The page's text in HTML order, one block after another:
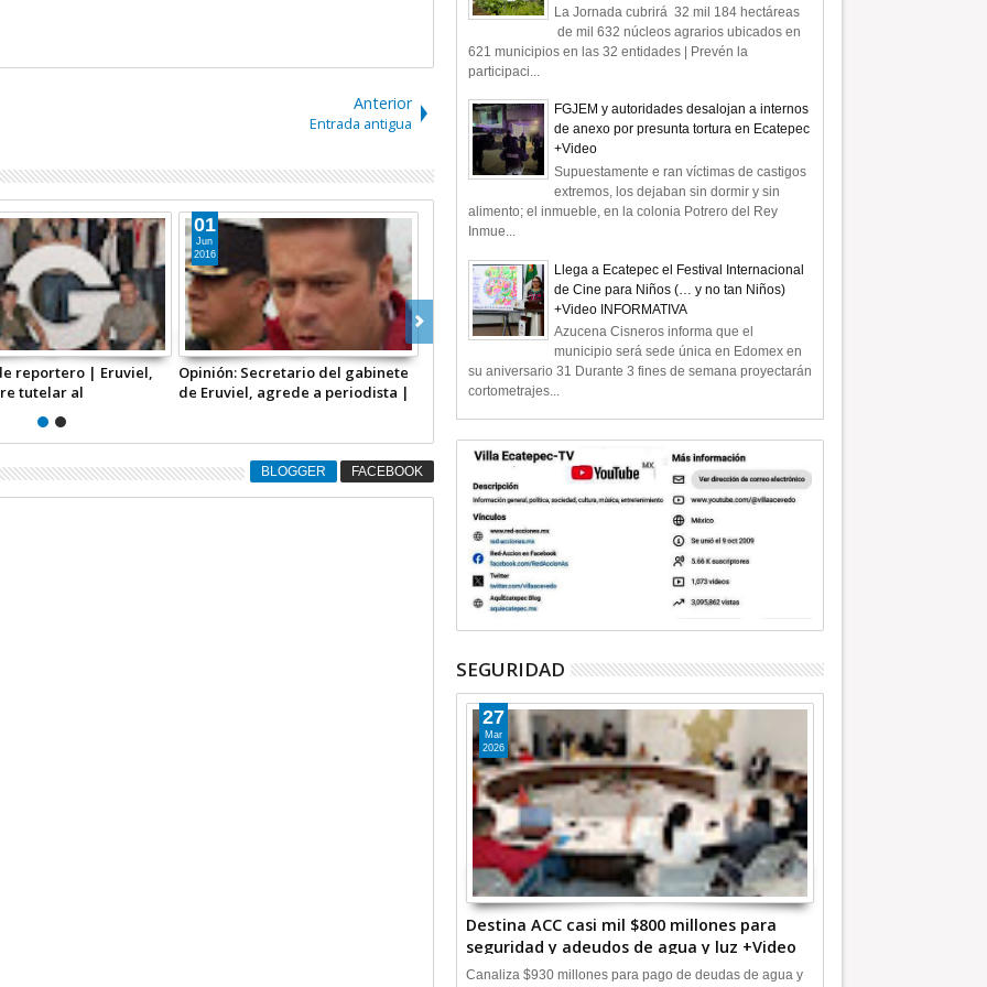
Anterior
Entrada antigua
de reportero | Omar
de los nuestros
Gobierno no quiere una Fiscalía
Anticorrupción autónoma que en
08
May
2016
BLOGGER FACEBOOK
La Jornada cubrirá 32 mil 184 hectáreas
de mil 632 núcleos agrarios ubicados en
621 municipios en las 32 entidades | Prevén la
participaci...
FGJEM y autoridades desalojan a internos
de anexo por presunta tortura en Ecatepec
+Video
Supuestamente e ran víctimas de castigos
extremos, los dejaban sin dormir y sin
alimento; el inmueble, en la colonia Potrero del Rey
Inmue...
Llega a Ecatepec el Festival Internacional
de Cine para Niños (… y no tan Niños)
+Video INFORMATIVA
Azucena Cisneros informa que el
municipio será sede única en Edomex en
su aniversario 31 Durante 3 fines de semana proyectarán
cortometrajes...
SEGURIDAD
Destina ACC casi mil $800 millones para
seguridad y adeudos de agua y luz +Video
27
Mar
2026
Canaliza $930 millones para pago de deudas de agua y